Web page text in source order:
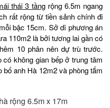
thái 3 tầngrộng 6.5m ngang
rất rộng từ tiền sảnh chính đi
bậc 15cm. Sở dĩ phương án
110m2 là bởi tương lai gần có
10 phân nên dự trù trước.
có không gian bếp ở trung tâm
anh Hà 12m2 và phòng tắm